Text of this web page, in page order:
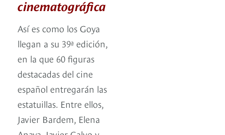
cinematográfica
Así es como los Goya
llegan a su 39ª edición,
en la que 60 figuras
destacadas del cine
español entregarán las
estatuillas. Entre ellos,
Javier Bardem, Elena